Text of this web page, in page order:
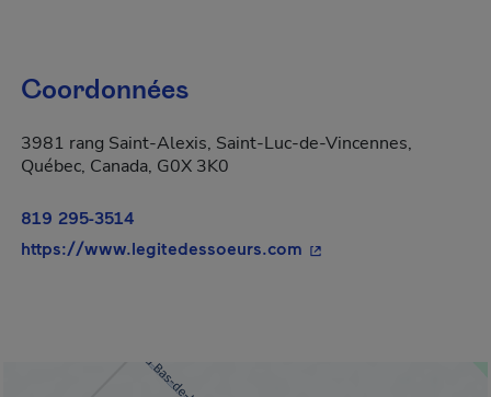
Coordonnées
3981 rang Saint-Alexis, Saint-Luc-de-Vincennes,
Québec, Canada, G0X 3K0
819 295-3514
https://www.legitedessoeurs.com - Cet hyperlien